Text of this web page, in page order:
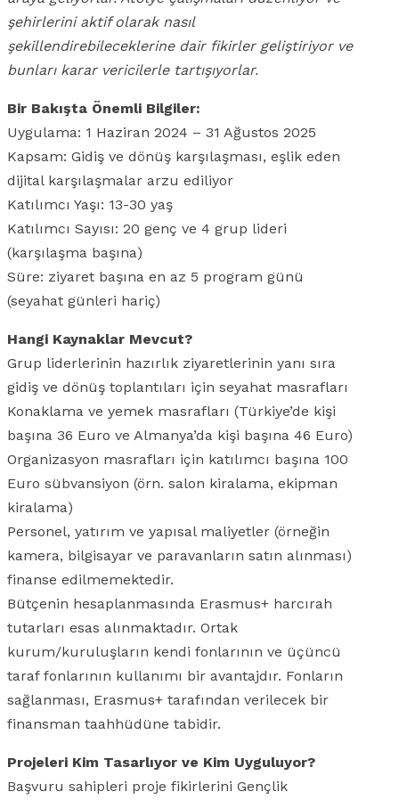
şehirlerini aktif olarak nasıl
şekillendirebileceklerine dair fikirler geliştiriyor ve
bunları karar vericilerle tartışıyorlar.
Bir Bakışta Önemli Bilgiler:
Uygulama: 1 Haziran 2024 – 31 Ağustos 2025
Kapsam: Gidiş ve dönüş karşılaşması, eşlik eden
dijital karşılaşmalar arzu ediliyor
Katılımcı Yaşı: 13-30 yaş
Katılımcı Sayısı: 20 genç ve 4 grup lideri
(karşılaşma başına)
Süre: ziyaret başına en az 5 program günü
(seyahat günleri hariç)
Hangi Kaynaklar Mevcut?
Grup liderlerinin hazırlık ziyaretlerinin yanı sıra
gidiş ve dönüş toplantıları için seyahat masrafları
Konaklama ve yemek masrafları (Türkiye’de kişi
başına 36 Euro ve Almanya’da kişi başına 46 Euro)
Organizasyon masrafları için katılımcı başına 100
Euro sübvansiyon (örn. salon kiralama, ekipman
kiralama)
Personel, yatırım ve yapısal maliyetler (örneğin
kamera, bilgisayar ve paravanların satın alınması)
finanse edilmemektedir.
Bütçenin hesaplanmasında Erasmus+ harcırah
tutarları esas alınmaktadır. Ortak
kurum/kuruluşların kendi fonlarının ve üçüncü
taraf fonlarının kullanımı bir avantajdır. Fonların
sağlanması, Erasmus+ tarafından verilecek bir
finansman taahhüdüne tabidir.
Projeleri Kim Tasarlıyor ve Kim Uyguluyor?
Başvuru sahipleri proje fikirlerini Gençlik